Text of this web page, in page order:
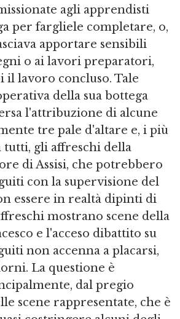
agli apprendisti
per fargliele completare, o,
apportare sensibili
o ai lavori preparatori,
il lavoro concluso. Tale
della sua bottega
l'attribuzione di alcune
tre pale d'altare e, i più
gli affreschi della
di Assisi, che potrebbero
con la supervisione del
essere in realtà dipinti di
mostrano scene della
e l'acceso dibattito su
non accenna a placarsi,
La questione è
dal pregio
scene rappresentate, che è